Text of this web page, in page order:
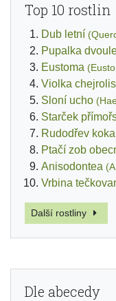
Top 10 rostlin
Dub letní
Pupalka
Eustoma
Violka
Sloní ucho
Starček
Rudodřev koka
Ptačí zob
Anisodontea
Vrbina
Další rostliny
Dle abecedy